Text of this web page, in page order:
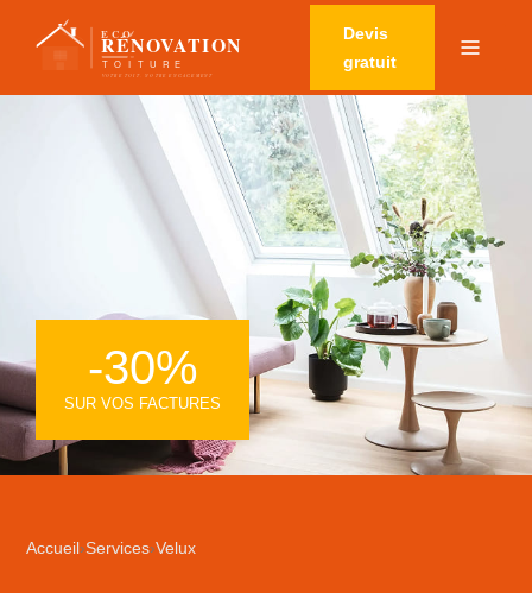
Devis
gratuit
Accueil ›Services›Velux
-30%
SUR VOS FACTURES